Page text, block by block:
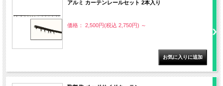
アルミ カーテンレールセット 2本入り
価格： 2,500円(税込 2,750円) ～